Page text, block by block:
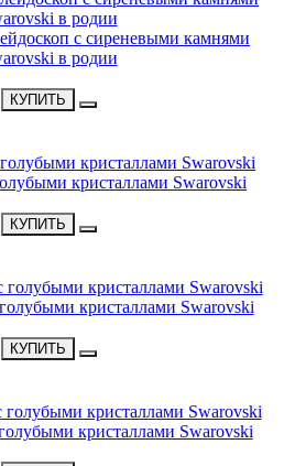
с сиреневыми камнями
в родии
КУПИТЬ
кристаллами Swarovski
КУПИТЬ
кристаллами Swarovski
КУПИТЬ
кристаллами Swarovski